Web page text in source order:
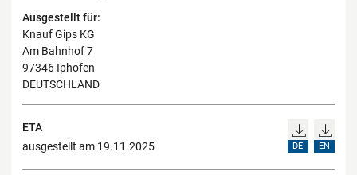
Ausgestellt für:
Knauf Gips KG
Am Bahnhof 7
97346 Iphofen
DEUTSCHLAND
ETA
ausgestellt am 19.11.2025
DE EN